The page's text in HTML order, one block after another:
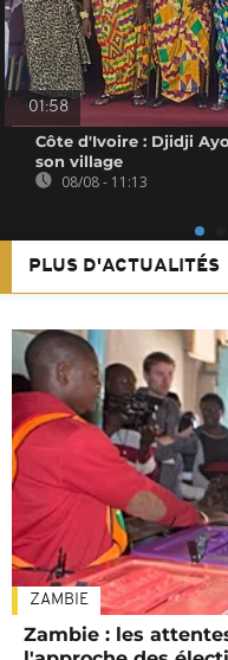
01:58
Côte d'Ivoire : Djidji
son village
08/08 - 11:13
PLUS D'ACTUALITÉS
ZAMBIE
Zambie : les